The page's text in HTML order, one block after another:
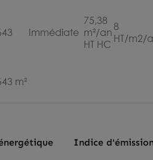
Immédiate
75,38
m²/an
HT HC
8
HT/m2/
m²
Indice